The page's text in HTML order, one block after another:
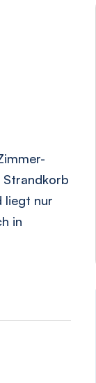
Strandkorb
liegt nur
in